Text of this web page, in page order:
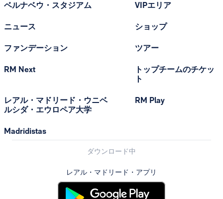
ベルナベウ・スタジアム
ニュース
ファンデーション
RM Next
レアル・マドリード・ウニベ
ルシダ・エウロペア大学
Madridistas
VIPエリア
ショップ
ツアー
トップチームのチケッ
ト
RM Play
ダウンロード中
レアル・マドリード・アプリ